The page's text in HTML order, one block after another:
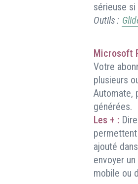
sérieuse
Outils :
Microsoft
Votre
plusieurs
Automate,
générées.
Les + :
ajouté
envoyer
mobile ou